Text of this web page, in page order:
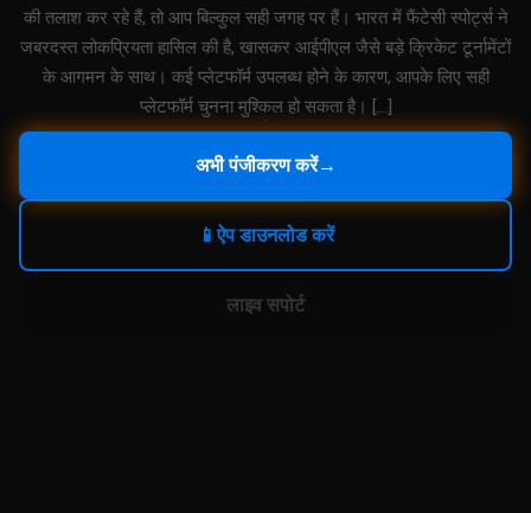
की तलाश कर रहे हैं, तो आप बिल्कुल सही जगह पर हैं। भारत में फैंटेसी स्पोर्ट्स ने
जबरदस्त लोकप्रियता हासिल की है, खासकर आईपीएल जैसे बड़े क्रिकेट टूर्नामेंटों
के आगमन के साथ। कई प्लेटफॉर्म उपलब्ध होने के कारण, आपके लिए सही
प्लेटफॉर्म चुनना मुश्किल हो सकता है। […]
अभी पंजीकरण करें→
📱ऐप डाउनलोड करें
लाइव सपोर्ट